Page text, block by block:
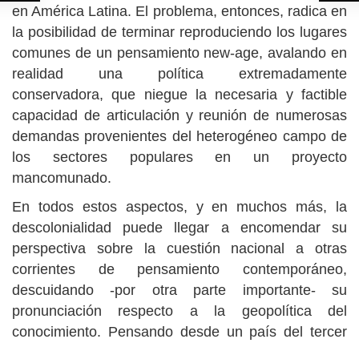
en América Latina. El problema, entonces, radica en
la posibilidad de terminar reproduciendo los lugares
comunes de un pensamiento new-age, avalando en
realidad una política extremadamente
conservadora, que niegue la necesaria y factible
capacidad de articulación y reunión de numerosas
demandas provenientes del heterogéneo campo de
los sectores populares en un proyecto
mancomunado.
En todos estos aspectos, y en muchos más, la
descolonialidad puede llegar a encomendar su
perspectiva sobre la cuestión nacional a otras
corrientes de pensamiento contemporáneo,
descuidando -por otra parte importante- su
pronunciación respecto a la geopolítica del
conocimiento. Pensando desde un país del tercer